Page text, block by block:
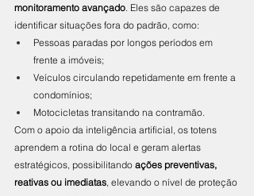
monitoramento avançado . Eles são capazes de
identificar situações fora do padrão, como:
Pessoas paradas por longos períodos em
frente a imóveis;
Veículos circulando repetidamente em frente a
condomínios;
Motocicletas transitando na contramão.
Com o apoio da inteligência artificial, os totens
aprendem a rotina do local e geram alertas
estratégicos, possibilitando ações preventivas,
reativas ou imediatas , elevando o nível de proteção